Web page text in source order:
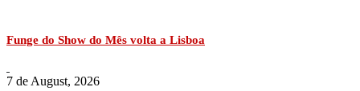
Funge do Show do Mês volta a Lisboa
7 de August, 2026